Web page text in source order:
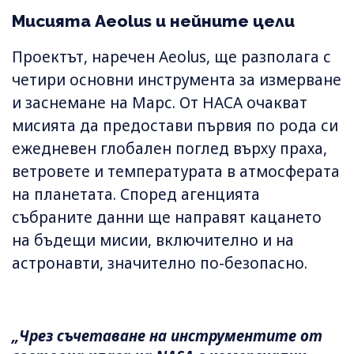
Мисията Aeolus и нейните цели
Проектът, наречен Aeolus, ще разполага с
четири основни инструмента за измерване
и заснемане на Марс. От НАСА очакват
мисията да предостави първия по рода си
ежедневен глобален поглед върху праха,
ветровете и температурата в атмосферата
на планетата. Според агенцията
събраните данни ще направят кацането
на бъдещи мисии, включително и на
астронавти, значително по-безопасно.
„Чрез съчетаване на инструментите от